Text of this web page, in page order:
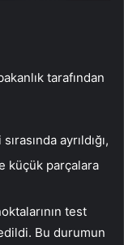
tarafından
ayrıldığı,
küçük parçalara
test
Bu durumun